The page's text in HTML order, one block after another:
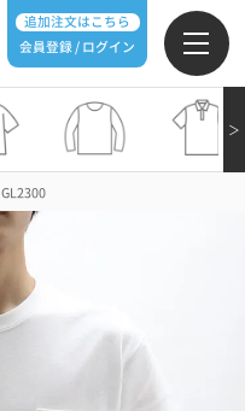
追加注文はこちら
会員登録 / ログイン
＞
GL2300